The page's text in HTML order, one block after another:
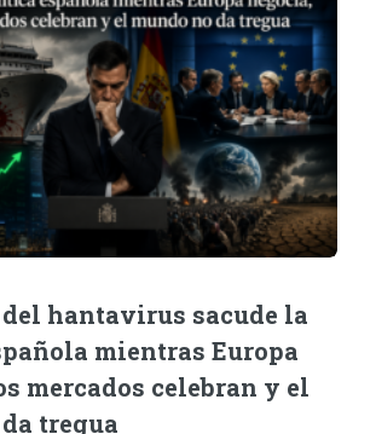
hantavirus sacude la
mientras Europa
mercados celebran y el
tregua